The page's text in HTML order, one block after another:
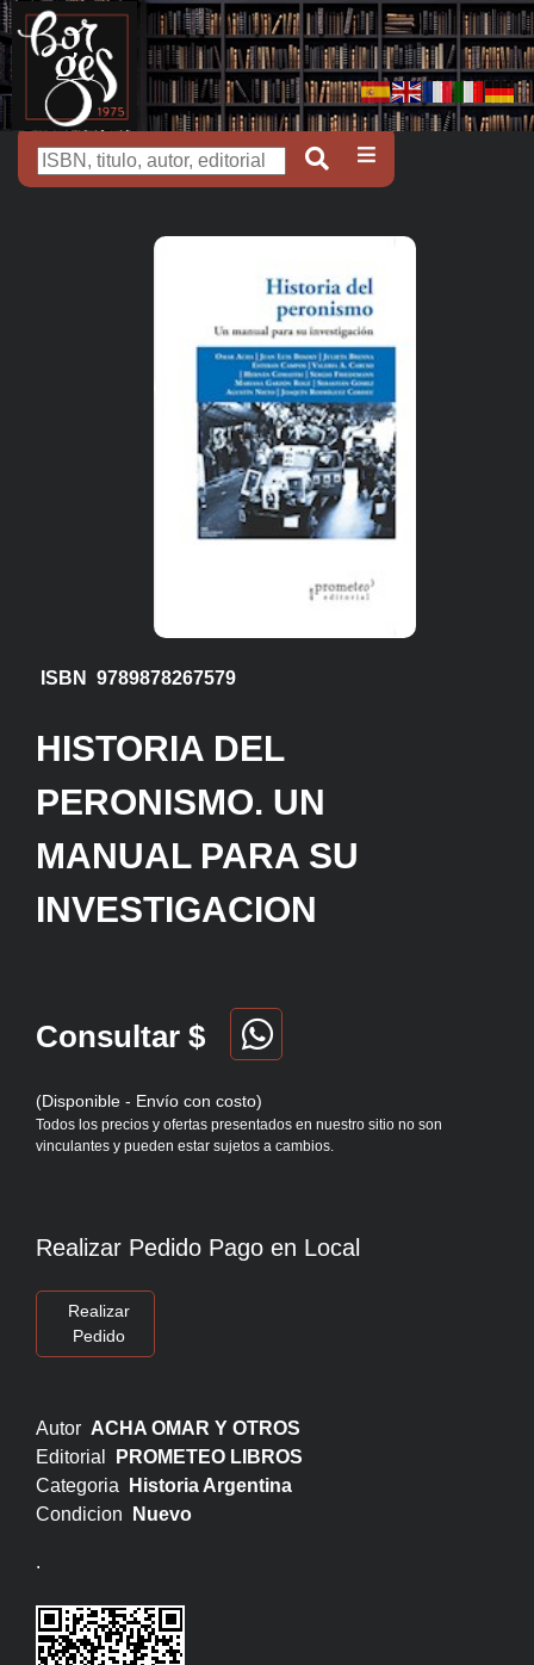
ISBN 9789878267579
HISTORIA DEL
PERONISMO. UN
MANUAL PARA SU
INVESTIGACION
Consultar $
(Disponible - Envío con costo)
Todos los precios y ofertas presentados en nuestro sitio no son
vinculantes y pueden estar sujetos a cambios.
Realizar Pedido Pago en Local
Realizar
Pedido
Autor ACHA OMAR Y OTROS
Editorial
PROMETEO LIBROS
Categoria
Historia Argentina
Condicion
Nuevo
.